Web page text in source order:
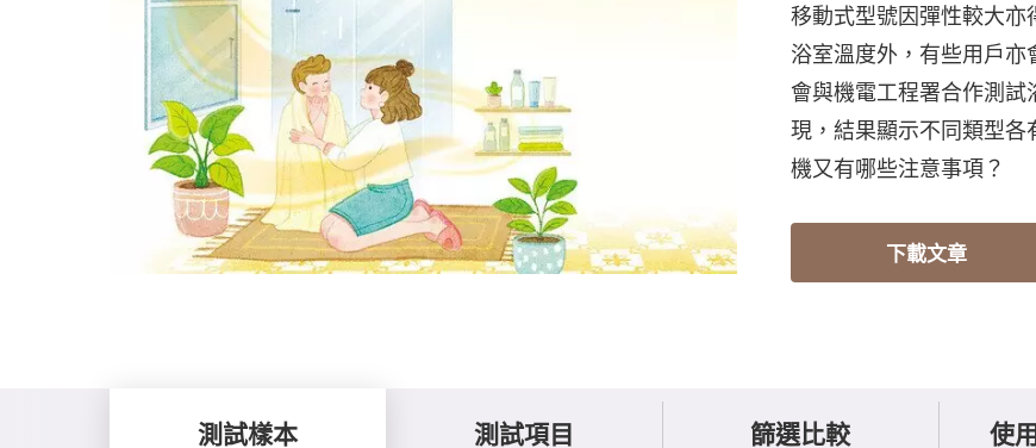
移動式型號因彈性較大
浴室溫度外，有些用戶
會與機電工程署合作測
現，結果顯示不同類型
機又有哪些注意事項？
下載文章
測試樣本 測試項目 篩選比較 使